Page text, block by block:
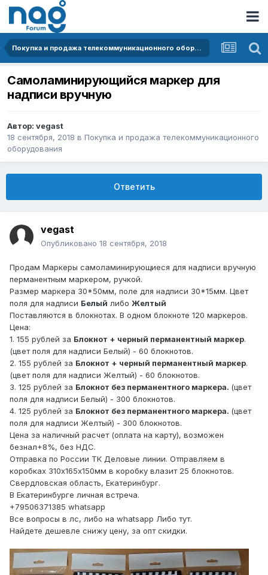
Покупка и продажа телекоммуникационного оборудования
Самоламинирующийся маркер для
надписи вручную
Автор: vegast
18 сентября, 2018 в Покупка и продажа телекоммуникационного
оборудования
Ответить
vegast
Опубликовано 18 сентября, 2018
Продам Маркеры самоламинирующиеся для надписи вручную
перманентным маркером, ручкой.
Размер маркера 30*50мм, поле для надписи 30*15мм. Цвет
поля для надписи Белый либо Желтый
Поставляются в блокнотах. В одном блокноте 120 маркеров.
Цена:
1. 155 рублей за Блокнот + черный перманентный маркер.
(цвет поля для надписи Белый) - 60 блокнотов.
2. 155 рублей за Блокнот + черный перманентный маркер.
(цвет поля для надписи Желтый) - 60 блокнотов.
3. 125 рублей за Блокнот без перманентного маркера. (цвет
поля для надписи Белый) - 300 блокнотов.
4. 125 рублей за Блокнот без перманентного маркера. (цвет
поля для надписи Желтый) - 300 блокнотов.
Цена за наличный расчет (оплата на карту), возможен
безнал+8%, без НДС.
Отправка по России ТК Деловые линии. Отправляем в
коробках 310х165х150мм в коробку влазит 25 блокнотов.
Свердловская область, Екатеринбург.
В Екатеринбурге личная встреча.
+79506371385 whatsapp
Все вопросы в лс, либо на whatsapp Либо тут.
Найдете дешевле снижу цену, за опт скидки.